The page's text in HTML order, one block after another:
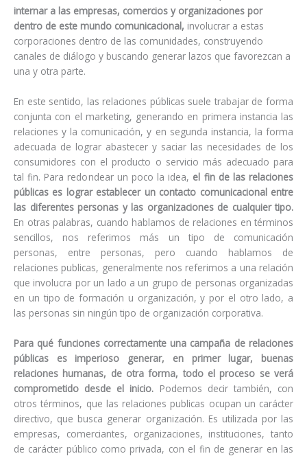
internar a las empresas, comercios y organizaciones por
dentro de este mundo comunicacional, involucrar a estas
corporaciones dentro de las comunidades, construyendo
canales de diálogo y buscando generar lazos que favorezcan a
una y otra parte.
En este sentido, las relaciones públicas suele trabajar de forma
conjunta con el marketing, generando en primera instancia las
relaciones y la comunicación, y en segunda instancia, la forma
adecuada de lograr abastecer y saciar las necesidades de los
consumidores con el producto o servicio más adecuado para
tal fin. Para redondear un poco la idea, el fin de las relaciones
públicas es lograr establecer un contacto comunicacional entre
las diferentes personas y las organizaciones de cualquier tipo.
En otras palabras, cuando hablamos de relaciones en términos
sencillos, nos referimos más un tipo de comunicación
personas, entre personas, pero cuando hablamos de
relaciones publicas, generalmente nos referimos a una relación
que involucra por un lado a un grupo de personas organizadas
en un tipo de formación u organización, y por el otro lado, a
las personas sin ningún tipo de organización corporativa.
Para qué funciones correctamente una campaña de relaciones
públicas es imperioso generar, en primer lugar, buenas
relaciones humanas, de otra forma, todo el proceso se verá
comprometido desde el inicio. Podemos decir también, con
otros términos, que las relaciones publicas ocupan un carácter
directivo, que busca generar organización. Es utilizada por las
empresas, comerciantes, organizaciones, instituciones, tanto
de carácter público como privada, con el fin de generar en las